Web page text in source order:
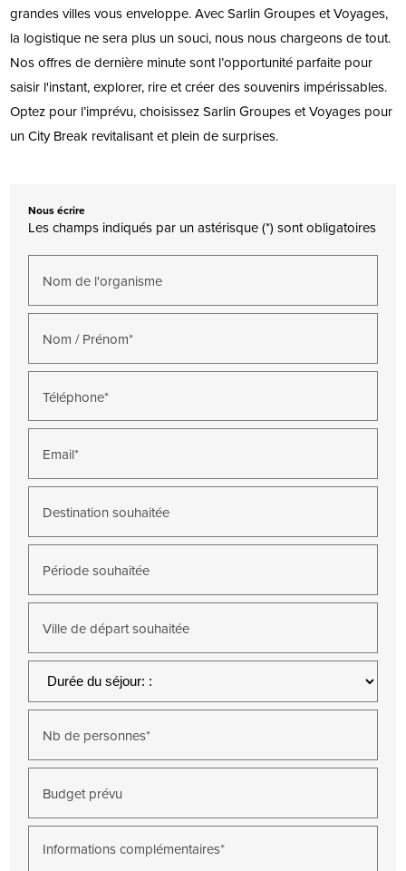
grandes villes vous enveloppe. Avec Sarlin Groupes et Voyages,
la logistique ne sera plus un souci, nous nous chargeons de tout.
Nos offres de dernière minute sont l’opportunité parfaite pour
saisir l'instant, explorer, rire et créer des souvenirs impérissables.
Optez pour l’imprévu, choisissez Sarlin Groupes et Voyages pour
un City Break revitalisant et plein de surprises.
Nous écrire
Les champs indiqués par un astérisque (*) sont obligatoires
Nom de l'organisme
Nom / Prénom*
Téléphone*
Email*
Destination souhaitée
Période souhaitée
Ville de départ souhaitée
Nb de personnes*
Budget prévu
Informations complémentaires*